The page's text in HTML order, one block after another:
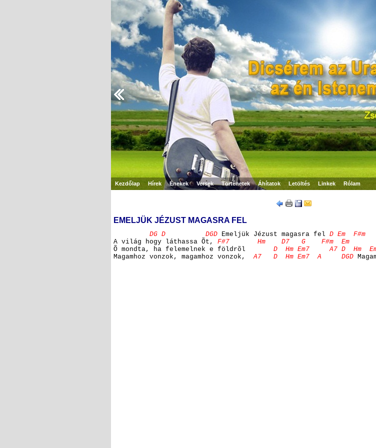
Kezdőlap Hírek Énekek Versek Történetek Áhítatok Letöltés Linkek Rólam
EMELJÜK JÉZUST MAGASRA FEL
DG D DGD Emeljük Jézust magasra fel D Em
A világ hogy láthassa Õt,
F#7 Hm D7 G F#m Em
Õ mondta, ha felemelnek e földrõl
D Hm Em7 A7 D Hm
Magamhoz vonzok, magamhoz vonzok,
A7 D Hm Em7 A DGD